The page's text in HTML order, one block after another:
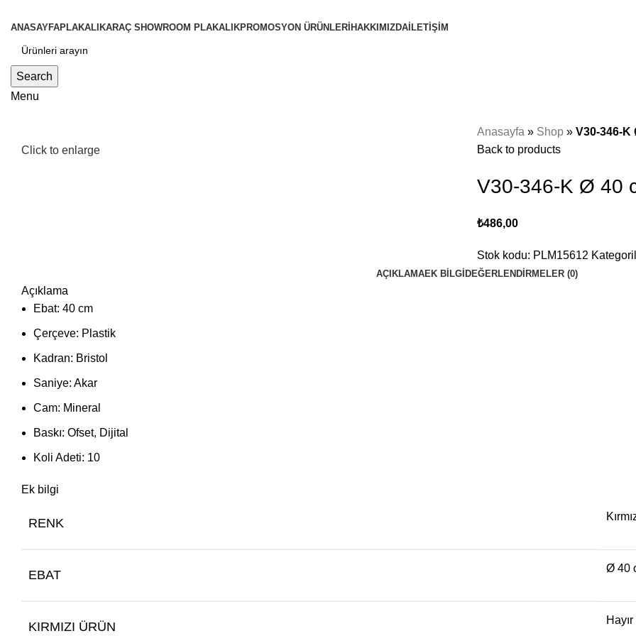
ANASAYFAPLAKALIKARAÇ SHOWROOM PLAKALIKPROMOSYON ÜRÜNLERİ HAKKIMIZDA İLETİŞİM
Search
Menu
Click to enlarge
Anasayfa » Shop » V30-346-K
Back to products
V30-346-K Ø 40
₺486,00
Stok kodu: PLM15612
AÇIKLAMAEK BILGI DEĞERLENDIRMELER (0)
Açıklama
Ebat: 40 cm
Çerçeve: Plastik
Kadran: Bristol
Saniye: Akar
Cam: Mineral
Baskı: Ofset, Dijital
Koli Adeti: 10
Ek bilgi
RENK
EBAT Ø 40
KIRMIZI ÜRÜN Hayır